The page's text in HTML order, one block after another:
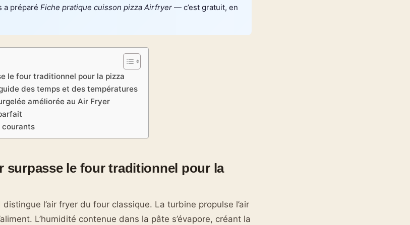
a préparé Fiche pratique cuisson pizza Airfryer — c’est gratuit, en
le four traditionnel pour la pizza
des temps et des températures
améliorée au Air Fryer
courants
surpasse le four traditionnel pour la
l’air fryer du four classique. La turbine propulse l’air
L’humidité contenue dans la pâte s’évapore, créant la